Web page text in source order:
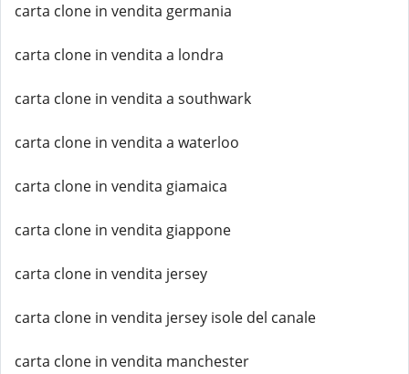
carta clone in vendita germania
carta clone in vendita a londra
carta clone in vendita a southwark
carta clone in vendita a waterloo
carta clone in vendita giamaica
carta clone in vendita giappone
carta clone in vendita jersey
carta clone in vendita jersey isole del canale
carta clone in vendita manchester